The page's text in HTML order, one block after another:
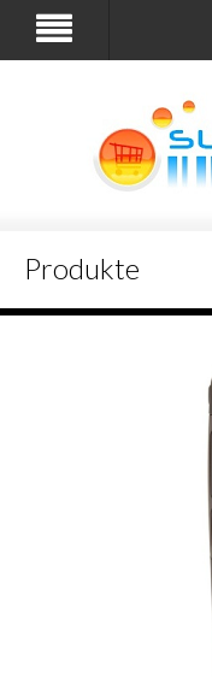
Produkte